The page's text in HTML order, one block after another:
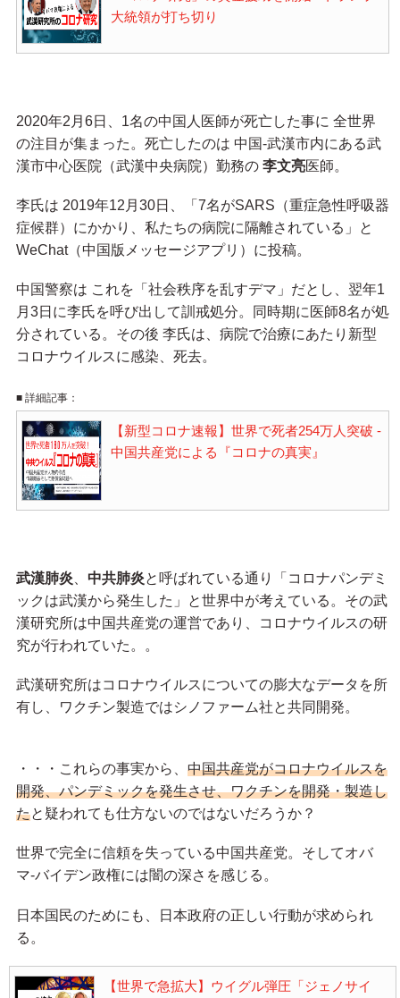
大統領が打ち切り
2020年2月6日、1名の中国人医師が死亡した事に 全世界
の注目が集まった。死亡したのは 中国-武漢市内にある武
漢市中心医院（武漢中央病院）勤務の 李文亮医師。
李氏は 2019年12月30日、「7名がSARS（重症急性呼吸器
症候群）にかかり、私たちの病院に隔離されている」と
WeChat（中国版メッセージアプリ）に投稿。
中国警察は これを「社会秩序を乱すデマ」だとし、翌年1
月3日に李氏を呼び出して訓戒処分。同時期に医師8名が処
分されている。その後 李氏は、病院で治療にあたり新型
コロナウイルスに感染、死去。
■ 詳細記事：
【新型コロナ速報】世界で死者254万人突破 -
中国共産党による『コロナの真実』
武漢肺炎、 中共肺炎と呼ばれている通り「コロナパンデミ
ックは武漢から発生した」と世界中が考えている。その武
漢研究所は中国共産党の運営であり、コロナウイルスの研
究が行われていた。。
武漢研究所はコロナウイルスについての膨大なデータを所
有し、ワクチン製造ではシノファーム社と共同開発。
・・・これらの事実から、 中国共産党がコロナウイルスを
開発、パンデミックを発生させ、ワクチンを開発・製造し
たと疑われても仕方ないのではないだろうか？
世界で完全に信頼を失っている中国共産党。そしてオバ
マ-バイデン政権には闇の深さを感じる。
日本国民のためにも、日本政府の正しい行動が求められ
る。
【世界で急拡大】ウイグル弾圧「ジェノサイ